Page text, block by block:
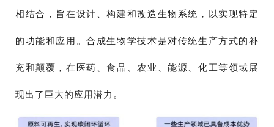
相结合，旨在设计、构建和改造生物系统，以实现特定
的功能和应用。合成生物学技术是对传统生产方式的补
充和颠覆，在医药、食品、农业、能源、化工等领域展
现出了巨大的应用潜力。